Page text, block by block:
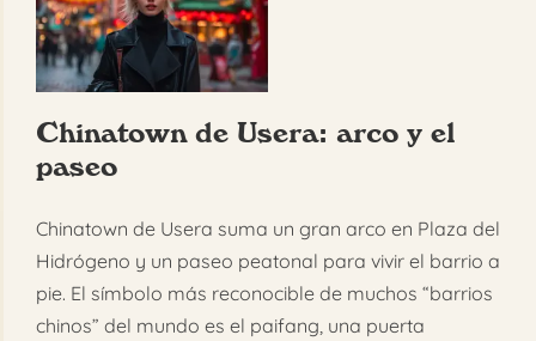
Chinatown de Usera: arco y el
paseo
Chinatown de Usera suma un gran arco en Plaza del
Hidrógeno y un paseo peatonal para vivir el barrio a
pie. El símbolo más reconocible de muchos “barrios
chinos” del mundo es el paifang, una puerta